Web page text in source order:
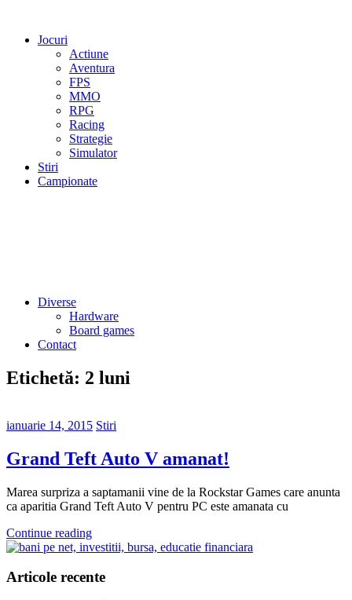
Jocuri
Actiune
Aventura
FPS
MMO
RPG
Racing
Strategie
Simulator
Stiri
Campionate
Diverse
Hardware
Board games
Contact
Etichetă: 2 luni
ianuarie 14, 2015 Stiri
Grand Teft Auto V amanat!
Marea surpriza a saptamanii vine de la Rockstar Games care anunta
ca aparitia Grand Teft Auto V pentru PC este amanata cu
Continue reading
Articole recente